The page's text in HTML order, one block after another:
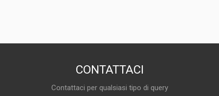
IN MAGAZZINO (1 DISPONIBILE/I)
FORD EcoSport Serie (12>)
CONTATTACI
Contattaci per qualsiasi tipo di query